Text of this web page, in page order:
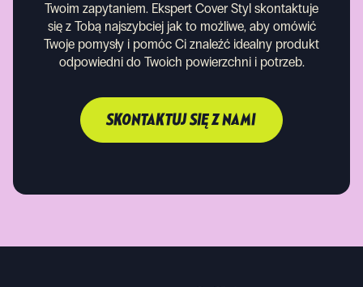
Twoim zapytaniem. Ekspert Cover Styl skontaktuje
się z Tobą najszybciej jak to możliwe, aby omówić
Twoje pomysły i pomóc Ci znaleźć idealny produkt
odpowiedni do Twoich powierzchni i potrzeb.
SKONTAKTUJ SIĘ Z NAMI